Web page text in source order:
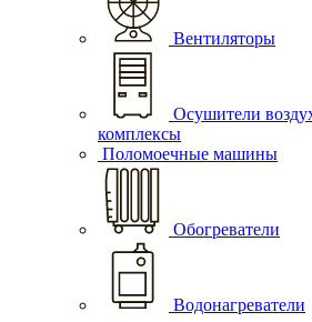
Вентиляторы
Осушители
комплексы
Поломоечные машины
Обогреватели
Водонагреватели